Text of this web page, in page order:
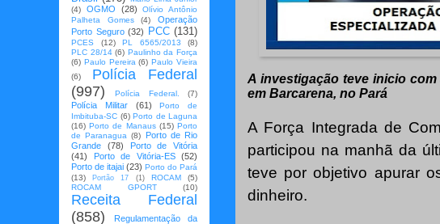
A investigação teve inicio com
em Barcarena, no Pará
A Força Integrada de
participou na manhã da
teve por objetivo apurar
dinheiro.
(4)
OGMO (28)
Olívio Antônio
Palheta Gomes
(4)
Operação
Porto Seguro (32) PCC (131)
PCES (12) PL 6565/2013
(8)
PLC 28/14 (6) Paulinho da Força
(6) Paulo Pereira (6) Paulo Vieira
(6)
Polícia Federal
(997)
Polícia Federal. (7)
Polícia Militar (61)
Porto de
Imbituba-SC (6) Porto de Laguna
(16) Porto de Manaus (15) Porto
de Paranagua (8)
Porto de Rio
Grande
(78)
Porto de Vitória
(41)
Porto de Vitória-ES
(52)
Porto de itajai (23) Porto do Pará
(13)
Portão 17 (1) ROCAM
(5)
ROCAM GPORT
(10)
Receita Federal
(858)
Regulamentação da